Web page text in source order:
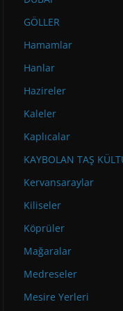
GÖLLER
Hamamlar
Hanlar
Hazireler
Kaleler
Kaplıcalar
KAYBOLAN TAŞ
Kervansaraylar
Kiliseler
Köprüler
Mağaralar
Medreseler
Mesire Yerleri